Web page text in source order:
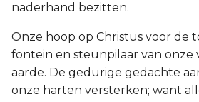
naderhand bezitten.
Onze hoop op Christus voor de
fontein en steunpilaar van onze
aarde. De gedurige gedachte
onze harten versterken; want